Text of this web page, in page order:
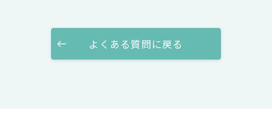
よくある質問に戻る